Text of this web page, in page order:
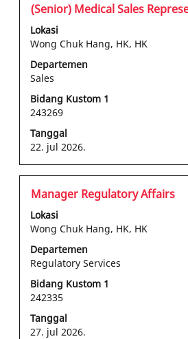
Jabatan
(Senior) Medical Sales
Lokasi
Wong Chuk Hang, HK, HK
Departemen
Sales
Bidang Kustom 1
243269
Tanggal
22. jul 2026.
Pilih
dengan
bilah
spasi
untuk
melihat
konten
lengkap
informasi
pekerjaan
Jabatan
Manager Regulatory Affairs
Lokasi
Wong Chuk Hang, HK, HK
Departemen
Regulatory Services
Bidang Kustom 1
242335
Tanggal
27. jul 2026.
Pilih
dengan
bilah
spasi
untuk
melihat
konten
lengkap
informasi
pekerjaan